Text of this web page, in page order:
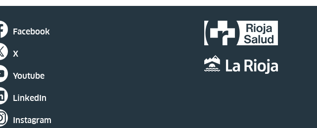
Facebook
X
Youtube
LinkedIn
Instagram